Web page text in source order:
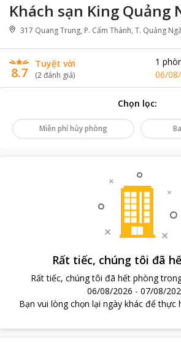
Khách sạn King Quảng
317 Quang Trung, P. Cẩm Thành, T. Quảng
8.7
Tuyệt vời
(2đánh giá)
1
06/
Chọn lọc:
Miễn phí hủy phòng
Rất tiếc, chúng tôi đã
Rất tiếc, chúng tôi đã hết phòng
06/08/2026 - 07/08/
Bạn vui lòng chọn lại ngày khác để thực